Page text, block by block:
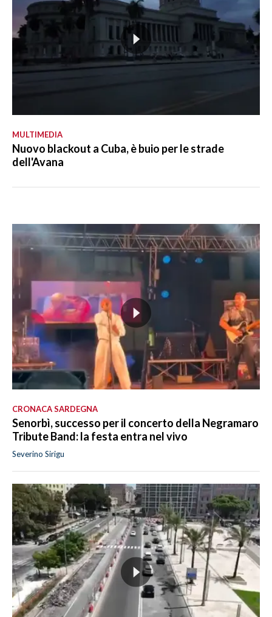
MULTIMEDIA
Nuovo blackout a Cuba, è buio per le strade
dell'Avana
CRONACA SARDEGNA
Senorbì, successo per il concerto della Negramaro
Tribute Band: la festa entra nel vivo
Severino Sirigu